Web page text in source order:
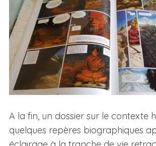
A la fin, un dossier sur le contexte
quelques repères biographiques